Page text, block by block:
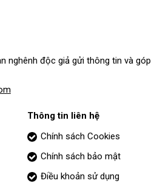
nghênh độc giả gửi thông tin và góp
Thông tin liên hệ
Chính sách Cookies
Chính sách bảo mật
Điều khoản sử dụng